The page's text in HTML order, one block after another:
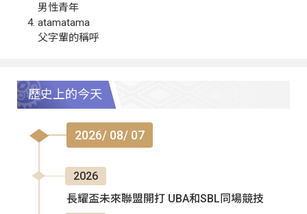
男性青年
atamatama
父字輩的稱呼
歷史上的今天
2026/ 08/ 07
2026
長耀盃未來聯盟開打 UBA和SBL同場競技